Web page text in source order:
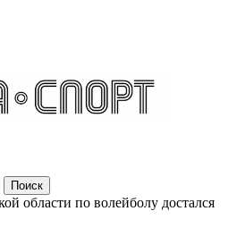
области по волейболу достался